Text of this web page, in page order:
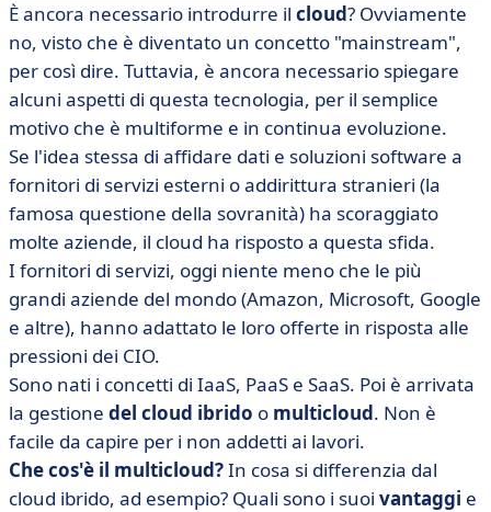
• Che cos'è il multicloud?
• Qual è la differenza tra multicloud e cloud ibrido?
• Vantaggi e svantaggi del multi-cloud
• Verso la gestione multicloud in outsourcing?
È ancora necessario introdurre il cloud? Ovviamente
no, visto che è diventato un concetto "mainstream",
per così dire. Tuttavia, è ancora necessario spiegare
alcuni aspetti di questa tecnologia, per il semplice
motivo che è multiforme e in continua evoluzione.
Se l'idea stessa di affidare dati e soluzioni software a
fornitori di servizi esterni o addirittura stranieri (la
famosa questione della sovranità) ha scoraggiato
molte aziende, il cloud ha risposto a questa sfida.
I fornitori di servizi, oggi niente meno che le più
grandi aziende del mondo (Amazon, Microsoft, Google
e altre), hanno adattato le loro offerte in risposta alle
pressioni dei CIO.
Sono nati i concetti di IaaS, PaaS e SaaS. Poi è arrivata
la gestione del cloud ibrido o multicloud. Non è
facile da capire per i non addetti ai lavori.
Che cos'è il multicloud?In cosa si differenzia dal
cloud ibrido, ad esempio? Quali sono i suoi vantaggi e